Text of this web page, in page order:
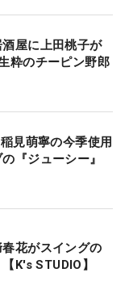
酒屋に上田桃子が
粋のチーピン野郎
見萌寧の今季使用
『ジューシー』
花がスイングの
K's STUDIO】